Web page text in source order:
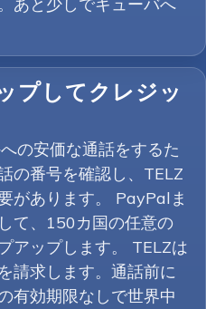
プしてクレジッ
の安価な通話をするた
の番号を確認し、TELZ
があります。 PayPalま
て、150カ国の任意の
アップします。 TELZは
請求します。通話前に
有効期限なしで世界中